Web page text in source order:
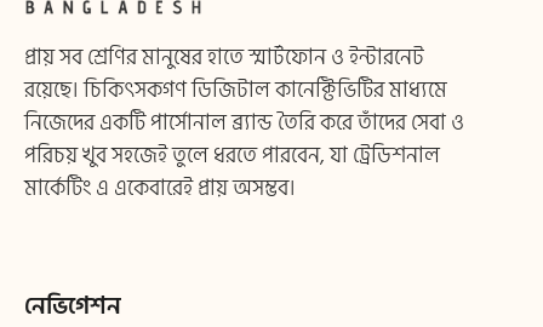
প্রায় সব শ্রেণির মানুষের হাতে স্মার্টফোন ও ইন্টারনেট
রয়েছে। চিকিৎসকগণ ডিজিটাল কানেক্টিভিটির মাধ্যমে
নিজেদের একটি পার্সোনাল ব্র্যান্ড তৈরি করে তাঁদের সেবা ও
পরিচয় খুব সহজেই তুলে ধরতে পারবেন, যা ট্রেডিশনাল
মার্কেটিং এ একেবারেই প্রায় অসম্ভব।
নেভিগেশন